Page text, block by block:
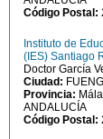
Código Postal:
Instituto de
(IES) Santiago
Doctor García
Ciudad:
Provincia:
ANDALUCÍA
Código Postal: